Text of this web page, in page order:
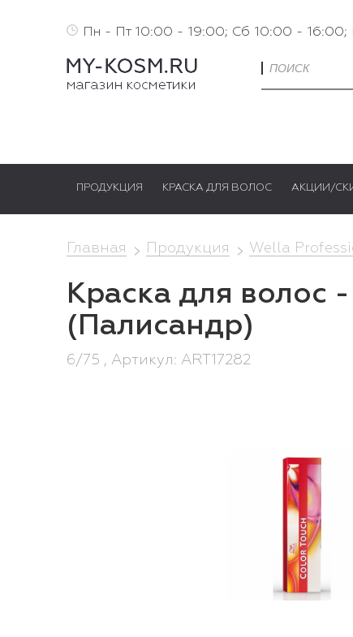
Пн - Пт 10:00 - 19:00; Сб 10:00 - 16:00;
ПРОДУКЦИЯ КРАСКА ДЛЯ ВОЛОС АКЦИИ/
Главная Продукция Wella
Краска для волос
(Палисандр)
6/75 , Артикул: ART17282